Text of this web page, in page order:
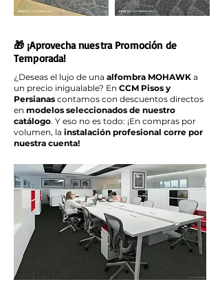
🎁 ¡Aprovecha nuestra Promoción de
Temporada!
¿Deseas el lujo de una alfombra MOHAWK a
un precio inigualable? En CCM Pisos y
Persianas contamos con descuentos directos
en modelos seleccionados de nuestro
catálogo. Y eso no es todo: ¡En compras por
volumen, la instalación profesional corre por
nuestra cuenta!